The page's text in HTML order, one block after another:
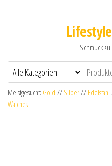
Schmuck
Meistgesucht: Gold // Silber// Edelstahl
Watches